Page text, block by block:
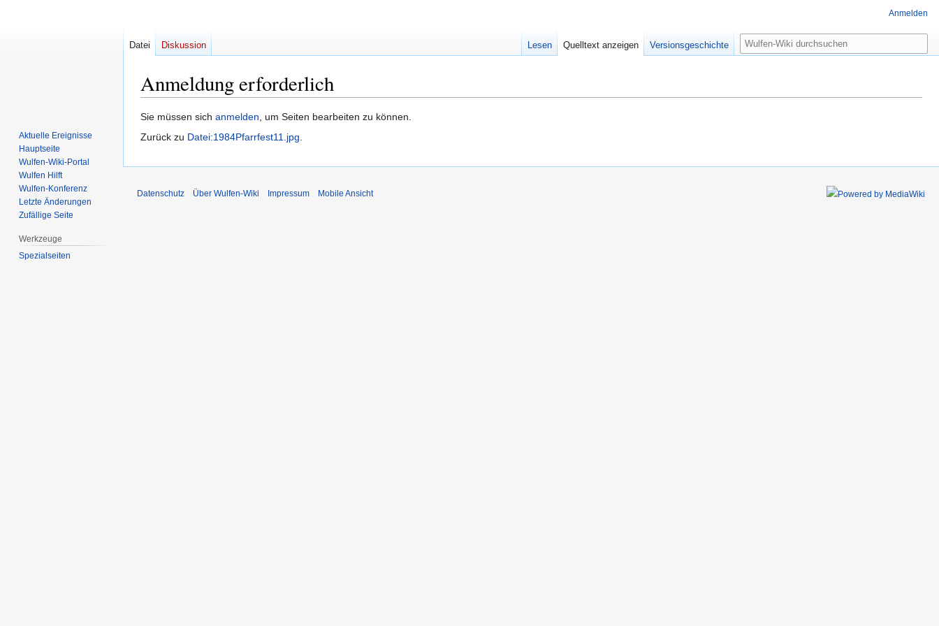
Anmeldung erforderlich
Zur
Navigation
Zur
Suche
Sie müssen sich anmelden, um Seiten bearbeiten zu können.
Zurück zu Datei:1984Pfarrfest11.jpg.
Anmelden
Datei Diskussion Lesen Quelltext anzeigen Versionsgeschichte
Suche
Aktuelle Ereignisse
Hauptseite
Wulfen-Wiki-Portal
Wulfen Hilft
Wulfen-Konferenz
Letzte Änderungen
Zufällige Seite
Werkzeuge
Spezialseiten
Datenschutz Über Wulfen-Wiki Impressum Mobile Ansicht